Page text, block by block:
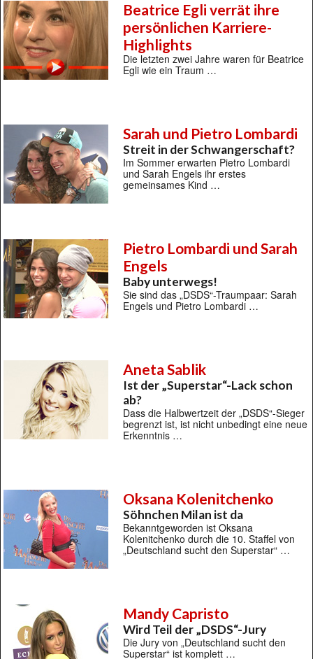
Beatrice Egli verrät ihre
persönlichen Karriere-
Highlights
Die letzten zwei Jahre waren für Beatrice
Egli wie ein Traum …
Sarah und Pietro Lombardi
Streit in der Schwangerschaft?
Im Sommer erwarten Pietro Lombardi
und Sarah Engels ihr erstes
gemeinsames Kind …
Pietro Lombardi und Sarah
Engels
Baby unterwegs!
Sie sind das „DSDS“-Traumpaar: Sarah
Engels und Pietro Lombardi …
Aneta Sablik
Ist der „Superstar“-Lack schon
ab?
Dass die Halbwertzeit der „DSDS“-Sieger
begrenzt ist, ist nicht unbedingt eine neue
Erkenntnis …
Oksana Kolenitchenko
Söhnchen Milan ist da
Bekanntgeworden ist Oksana
Kolenitchenko durch die 10. Staffel von
„Deutschland sucht den Superstar“ …
Mandy Capristo
Wird Teil der „DSDS“-Jury
Die Jury von „Deutschland sucht den
Superstar“ ist komplett …